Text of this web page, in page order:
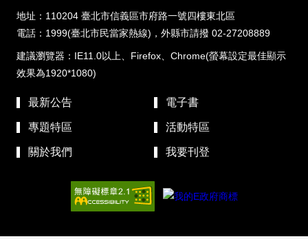
地址：110204 臺北市信義區市府路一號四樓東北區
電話：1999(臺北市民當家熱線)，外縣市請撥 02-27208889
建議瀏覽器：IE11.0以上、Firefox、Chrome(螢幕設定最佳顯示
效果為1920*1080)
最新公告 電子書
專題特區 活動特區
關於我們 我要刊登